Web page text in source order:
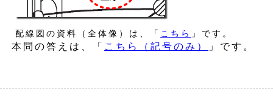
配線図の資料（全体像）は、「 こちら 」です。
本問の答えは、「 こちら（記号のみ） 」です。